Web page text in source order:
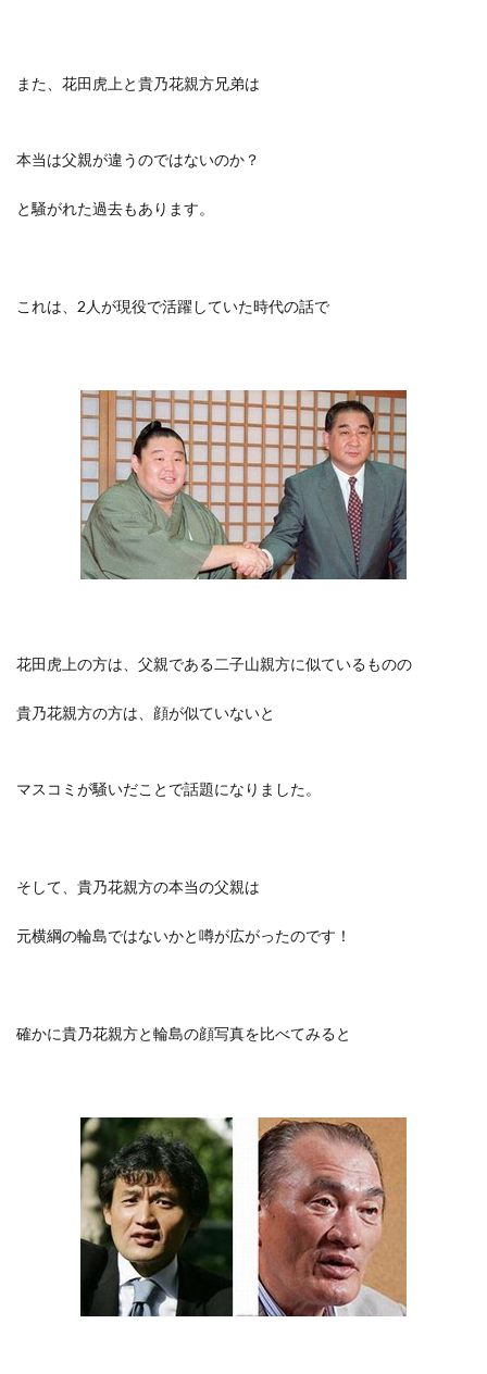
また、花田虎上と貴乃花親方兄弟は
本当は父親が違うのではないのか？
と騒がれた過去もあります。
これは、2人が現役で活躍していた時代の話で
花田虎上の方は、父親である二子山親方に似ているものの
貴乃花親方の方は、顔が似ていないと
マスコミが騒いだことで話題になりました。
そして、貴乃花親方の本当の父親は
元横綱の輪島ではないかと噂が広がったのです！
確かに貴乃花親方と輪島の顔写真を比べてみると